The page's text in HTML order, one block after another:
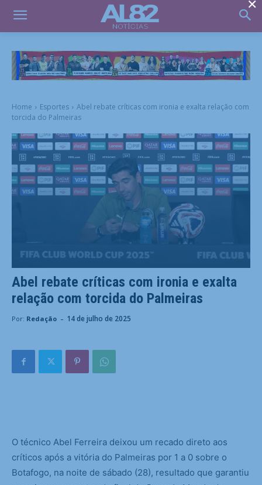
Home Esportes
Abel rebate críticas com ironia e exalta relação com
torcida do Palmeiras
Abel rebate críticas com ironia e exalta
relação com torcida do Palmeiras
Por: Redação - 14 de julho de 2025
O técnico Abel Ferreira deixou um recado direto aos
críticos após a vitória do Palmeiras por 1 a 0 sobre o
Botafogo, na noite de sábado (28), resultado que garantiu